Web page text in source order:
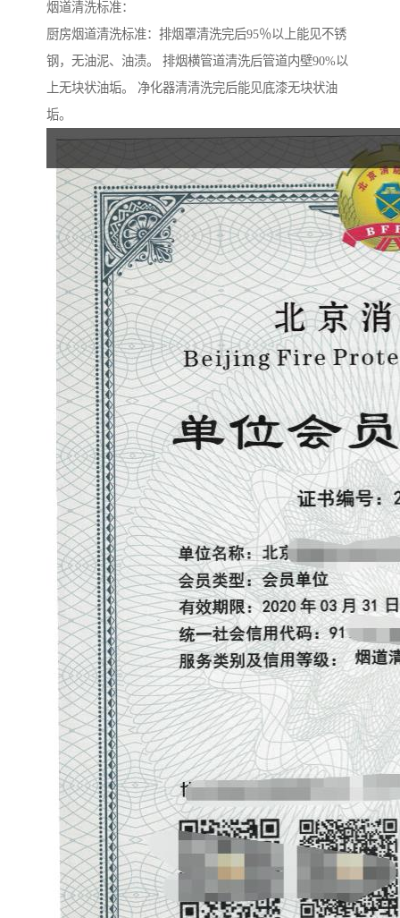
烟道清洗标准：
厨房烟道清洗标准：排烟罩清洗完后95％以上能见不锈
钢，无油泥、油渍。 排烟横管道清洗后管道内壁90%以
上无块状油垢。 净化器清清洗完后能见底漆无块状油
垢。